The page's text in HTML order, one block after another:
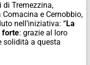
di Tremezzina,
e Cernobbio,
nell’iniziativa: “La
forte: grazie al loro
solidità a questa